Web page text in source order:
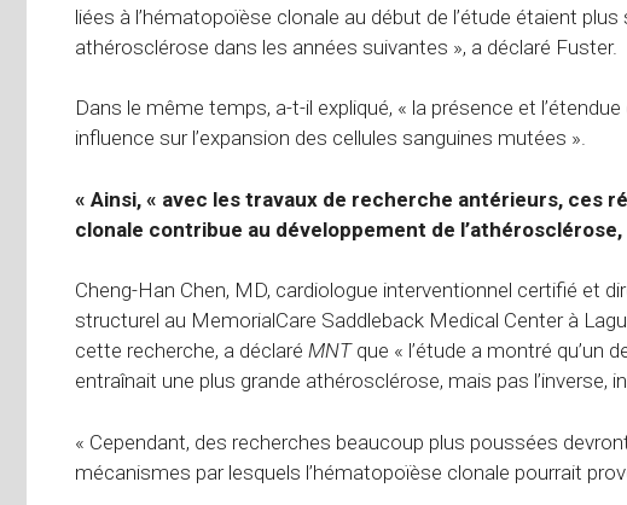
liées à l’hématopoïèse clonale au début de l’étude étaient
athérosclérose dans les années suivantes », a déclaré Fuster.
Dans le même temps, a-t-il expliqué, « la présence et
influence sur l’expansion des cellules sanguines mutées ».
« Ainsi, « avec les travaux de recherche antérieurs, ces
clonale contribue au développement de
Cheng-Han Chen, MD, cardiologue interventionnel certifié et
structurel au MemorialCare Saddleback Medical Center à
cette recherche, a déclaré MNTque « l’étude a montré qu’un
entraînait une plus grande athérosclérose, mais pas l’inverse,
« Cependant, des recherches beaucoup plus poussées
mécanismes par lesquels l’hématopoïèse clonale pourrait